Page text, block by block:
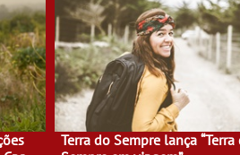
Terra do Sempre lança “Terra